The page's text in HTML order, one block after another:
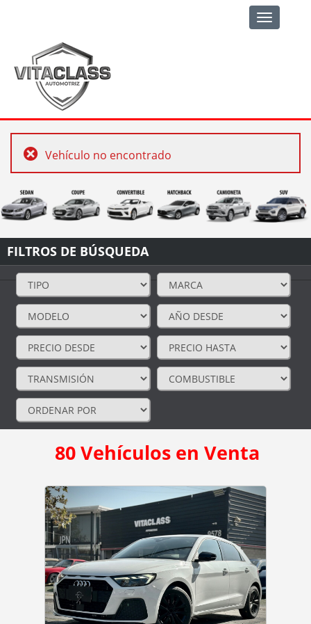
Toggle
navigation
Vehículo no encontrado
FILTROS DE BÚSQUEDA
80Vehículos en Venta